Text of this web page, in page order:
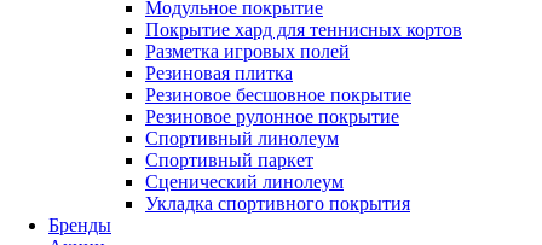
Модульное покрытие
Покрытие хард для теннисных кортов
Разметка игровых полей
Резиновая плитка
Резиновое бесшовное покрытие
Резиновое рулонное покрытие
Спортивный линолеум
Спортивный паркет
Сценический линолеум
Укладка спортивного покрытия
Бренды